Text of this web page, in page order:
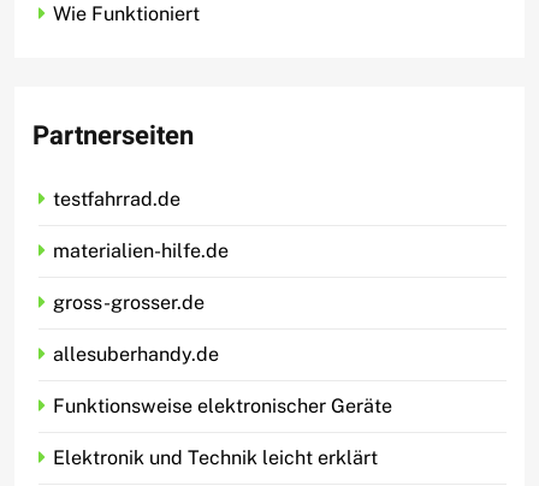
Wie Funktioniert
Partnerseiten
testfahrrad.de
materialien-hilfe.de
gross-grosser.de
allesuberhandy.de
Funktionsweise elektronischer Geräte
Elektronik und Technik leicht erklärt